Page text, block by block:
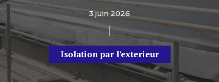
3 juin 2026
Isolation par l'exterieur